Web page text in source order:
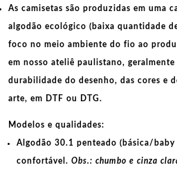
As camisetas são produzidas em uma
algodão ecológico (baixa quantidade
foco no meio ambiente do fio ao
em nosso ateliê paulistano, geralmente
durabilidade do desenho, das cores e
arte, em DTF ou DTG.
Modelos e qualidades:
Algodão 30.1 penteado (básica/baby
confortável. Obs.: chumbo e cinza